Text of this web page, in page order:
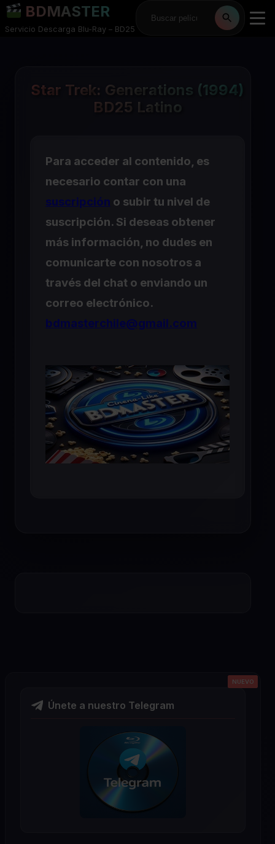
BDMASTER
Servicio Descarga Blu-Ray – BD25
Star Trek: Generations (1994)
BD25 Latino
Para acceder al contenido, es
necesario contar con una
suscripción o subir tu nivel de
suscripción. Si deseas obtener
más información, no dudes en
comunicarte con nosotros a
través del chat o enviando un
correo electrónico.
bdmasterchile@gmail.com
Únete a nuestro Telegram
NUEVO
NUEVO
NUEVO
NUEVO
NUEVO